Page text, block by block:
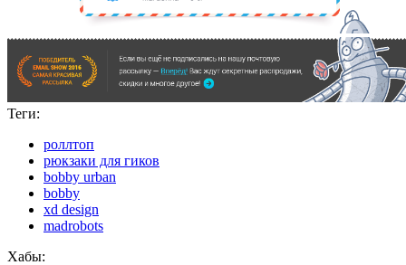
Теги:
роллтоп
рюкзаки для гиков
bobby urban
bobby
xd design
madrobots
Хабы: